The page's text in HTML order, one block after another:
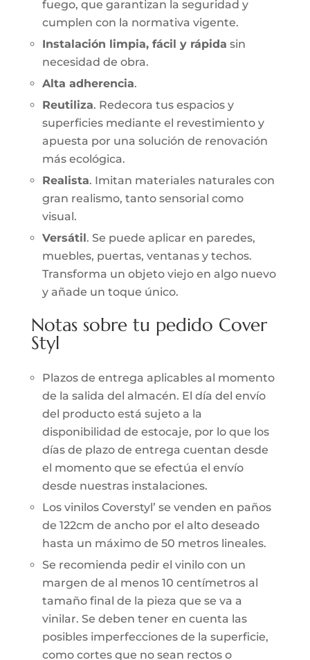
fuego, que garantizan la seguridad y
cumplen con la normativa vigente.
Instalación limpia, fácil y rápida sin
necesidad de obra.
Alta adherencia.
Reutiliza. Redecora tus espacios y
superficies mediante el revestimiento y
apuesta por una solución de renovación
más ecológica.
Realista. Imitan materiales naturales con
gran realismo, tanto sensorial como
visual.
Versátil . Se puede aplicar en paredes,
muebles, puertas, ventanas y techos.
Transforma un objeto viejo en algo nuevo
y añade un toque único.
Notas sobre tu pedido Cover
Styl
Plazos de entrega aplicables al momento
de la salida del almacén. El día del envío
del producto está sujeto a la
disponibilidad de estocaje, por lo que los
días de plazo de entrega cuentan desde
el momento que se efectúa el envío
desde nuestras instalaciones.
Los vinilos Coverstyl’ se venden en paños
de 122cm de ancho por el alto deseado
hasta un máximo de 50 metros lineales.
Se recomienda pedir el vinilo con un
margen de al menos 10 centímetros al
tamaño final de la pieza que se va a
vinilar. Se deben tener en cuenta las
posibles imperfecciones de la superficie,
como cortes que no sean rectos o